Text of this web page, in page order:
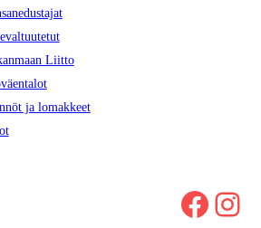
Liitto
ja lomakkeet
Facebook Instagram